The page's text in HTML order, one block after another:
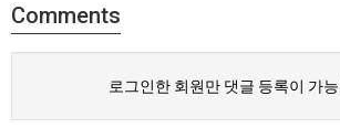
Comments
로그인한 회원만 댓글 등록이 가